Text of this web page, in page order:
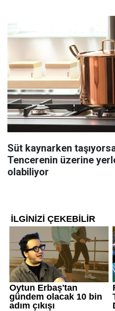
Süt kaynarken
Tencerenin üzerine
olabiliyor